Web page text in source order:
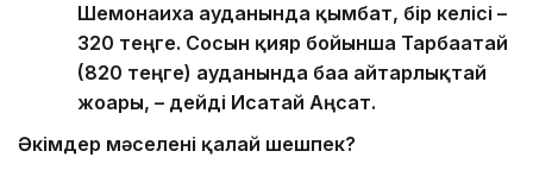
Шемонаиха ауданында қымбат, бір келісі –
320 теңге. Сосын қияр бойынша Тарбағатай
(820 теңге) ауданында баға айтарлықтай
жоғары, – дейді Исатай Аңсат.
Әкімдер мәселені қалай шешпек?